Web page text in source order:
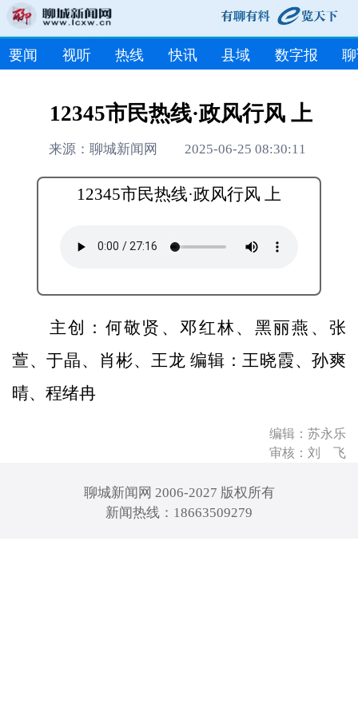
要闻 视听 热线 快讯 县域 数字报
12345市民热线·政风行风 上
来源：聊城新闻网 2025-06-25 08:30:11
12345市民热线·政风行风 上
主创：何敬贤、邓红林、黑丽燕、张
萱、于晶、肖彬、王龙 编辑：王晓霞、孙爽
晴、程绪冉
编辑：苏永乐
审核：刘 飞
聊城新闻网 2006-2027 版权所有
新闻热线：18663509279